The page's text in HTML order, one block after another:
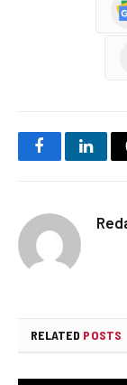
Facebook
RELATED POSTS